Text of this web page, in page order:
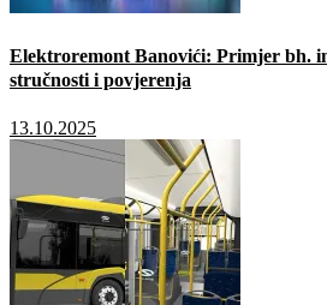
Elektroremont Banovići: Primjer bh.
stručnosti i povjerenja
13.10.2025